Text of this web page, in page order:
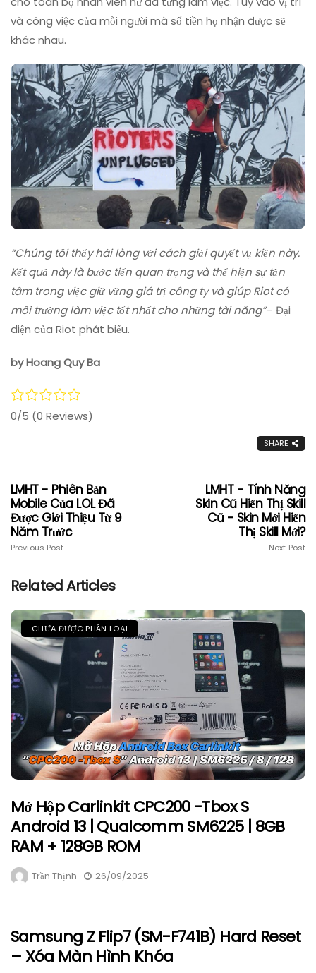
và công việc của mỗi người mà số tiền họ nhận được sẽ
khác nhau.
“Chúng tôi thấy hài lòng với cách giải quyết vụ kiện này.
Kết quả này là bước tiến quan trọng và thể hiện sự tận
tâm trong việc giữ vững giá trị công ty và giúp Riot có
môi trường làm việc tốt nhất cho những tài năng”– Đại
diện của Riot phát biểu.
by Hoang Quy Ba
0/5 (0 Reviews)
SHARE
LMHT - Phiên Bản
Mobile Của LOL Đã
Được Giới Thiệu Từ 9
Năm Trước
Previous Post
LMHT - Tính Năng
Skin Cũ Hiển Thị Skill
Cũ - Skin Mới Hiển
Thị Skill Mới?
Next Post
Related Articles
CHƯA ĐƯỢC PHÂN LOẠI
Mở Hộp Carlinkit CPC200 -Tbox S
Android 13 | Qualcomm SM6225 | 8GB
RAM + 128GB ROM
Trần Thịnh 26/09/2025
Samsung Z Flip7 (SM-F741B) Hard Reset
– Xóa Màn Hình Khóa